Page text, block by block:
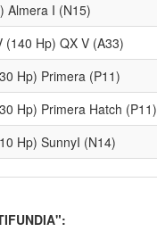
Almera I (N15)
(140 Hp) QX V (A33)
Hp) Primera (P11)
Hp) Primera Hatch (P11)
Hp) SunnyI (N14)